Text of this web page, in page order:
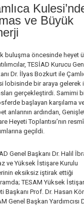
ve Büyük
buluşma öncesinde heyet
TESİAD Kurucu
Dr. İlyas Bozkurt ile
lobisinde bir araya gelerek
gerçekleştirdi. Samimi
başlayan karşılama
anlarının ardından,
Heyeti Toplantısı’nın resmî
geçildi.
Genel Başkanı Dr. Halil
ve Yüksek İstişare Kurulu
eksiksiz iştirak ettiği
TESAM Yüksek
Başkanı Prof. Dr. Hasan
Genel Başkan Yardımcısı